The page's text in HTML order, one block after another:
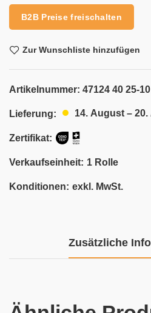
B2B Preise freischalten
Zur Wunschliste hinzufügen
Artikelnummer: 47124 40 25-10
Lieferung: 14. August –
Zertifikat:
Verkaufseinheit: 1 Rolle
Konditionen: exkl. MwSt.
Zusätzliche